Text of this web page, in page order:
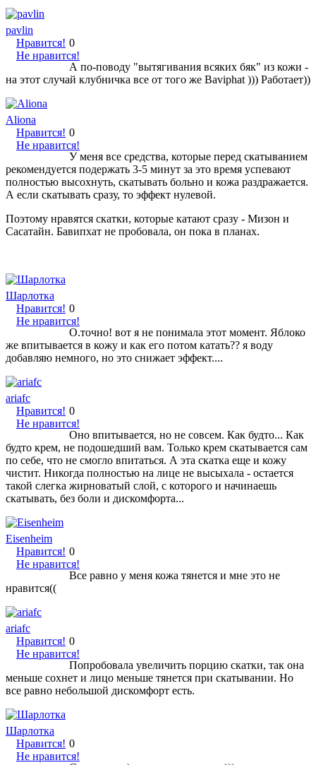
pavlin
Нравится!
Не нравится!
0
А по-поводу "вытягивания всяких бяк" из кожи -
на этот случай клубничка все от того же Baviphat ))) Работает))
Aliona
Нравится!
Не нравится!
0
У меня все средства, которые перед скатыванием
рекомендуется подержать 3-5 минут за это время успевают
полностью высохнуть, скатывать больно и кожа раздражается.
А если скатывать сразу, то эффект нулевой.
Поэтому нравятся скатки, которые катают сразу - Мизон и
Сасатайн. Бавипхат не пробовала, он пока в планах.
Шарлотка
Нравится!
Не нравится!
0
О.точно! вот я не понимала этот момент. Яблоко
же впитывается в кожу и как его потом катать?? я воду
добавляю немного, но это снижает эффект....
ariafc
Нравится!
Не нравится!
0
Оно впитывается, но не совсем. Как будто... Как
будто крем, не подошедший вам. Только крем скатывается сам
по себе, что не смогло впитаться. А эта скатка еще и кожу
чистит. Никогда полностью на лице не высыхала - остается
такой слегка жирноватый слой, с которого и начинаешь
скатывать, без боли и дискомфорта...
Eisenheim
Нравится!
Не нравится!
0
Все равно у меня кожа тянется и мне это не
нравится((
ariafc
Нравится!
Не нравится!
0
Попробовала увеличить порцию скатки, так она
меньше сохнет и лицо меньше тянется при скатывании. Но
все равно небольшой дискомфорт есть.
Шарлотка
Нравится!
Не нравится!
0